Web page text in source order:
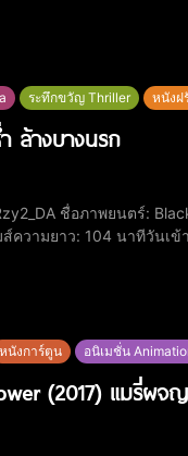
ระทึกขวัญ Thriller หนังฝ
ล้างบางนรก
2022​หมวดหมู่: แอ็
วามยาว: 104 นาที​วันเ
หนังการ์ตูน อนิเมชั่น
(2017) แมรี่ผจ